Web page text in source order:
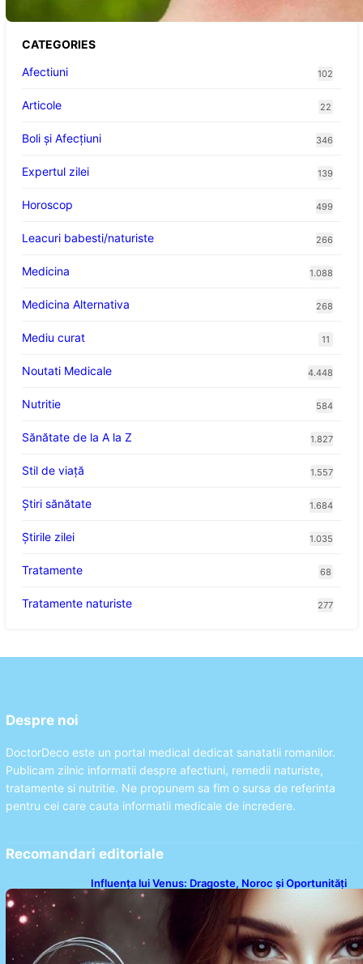
CATEGORIES
Afectiuni
102
Articole 22
Boli și Afecțiuni 346
Expertul zilei 139
Horoscop 499
Leacuri babesti/naturiste 266
Medicina 1.088
Medicina Alternativa 268
Mediu curat 11
Noutati Medicale 4.448
Nutritie 584
Sănătate de la A la Z 1.827
Stil de viaţă 1.557
Ştiri sănătate 1.684
Știrile zilei 1.035
Tratamente 68
Tratamente naturiste 277
Despre noi
DoctorDeco este un portal medical dedicat sanatatii romanilor.
Publicam zilnic informatii despre afectiuni, remedii naturiste,
tratamente si nutritie. Ne propunem sa fim o sursa de referinta
pentru cei care cauta informatii medicale de incredere.
Recomandari editoriale
Influența lui Venus: Dragoste, Noroc și Oportunități
pentru Tauri și Balanțe în Weekendul 8-9 August